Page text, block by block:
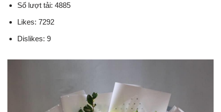
Số lượt tải: 4885
Likes: 7292
Dislikes: 9